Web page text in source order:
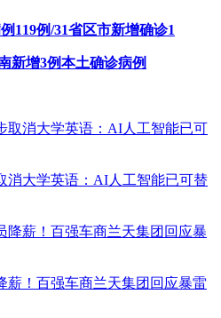
119例/31省区市新增确诊1
新增3例本土确诊病例
消大学英语：AI人工智能已可替
薪！百强车商兰天集团回应暴雷